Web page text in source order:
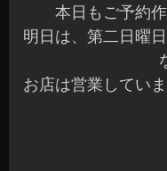
本日もご予約
明日は、第二日曜
お店は営業してい